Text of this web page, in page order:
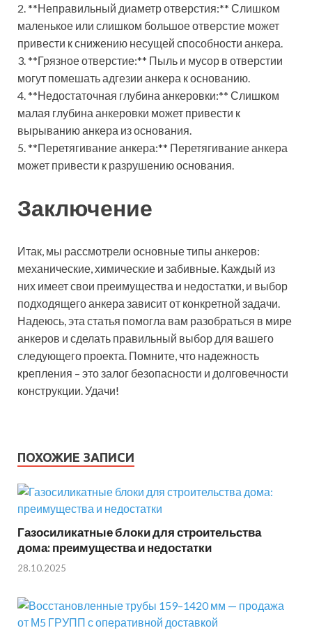
2. **Неправильный диаметр отверстия:** Слишком
маленькое или слишком большое отверстие может
привести к снижению несущей способности анкера.
3. **Грязное отверстие:** Пыль и мусор в отверстии
могут помешать адгезии анкера к основанию.
4. **Недостаточная глубина анкеровки:** Слишком
малая глубина анкеровки может привести к
вырыванию анкера из основания.
5. **Перетягивание анкера:** Перетягивание анкера
может привести к разрушению основания.
Заключение
Итак, мы рассмотрели основные типы анкеров:
механические, химические и забивные. Каждый из
них имеет свои преимущества и недостатки, и выбор
подходящего анкера зависит от конкретной задачи.
Надеюсь, эта статья помогла вам разобраться в мире
анкеров и сделать правильный выбор для вашего
следующего проекта. Помните, что надежность
крепления – это залог безопасности и долговечности
конструкции. Удачи!
ПОХОЖИЕ ЗАПИСИ
Газосиликатные блоки для строительства
дома: преимущества и недостатки
28.10.2025